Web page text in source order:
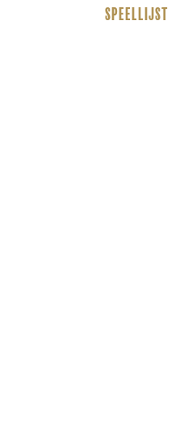
speellijst